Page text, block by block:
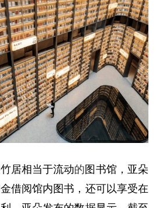
居相当于流动的图书馆，亚朵
借阅馆内图书，还可以享受在